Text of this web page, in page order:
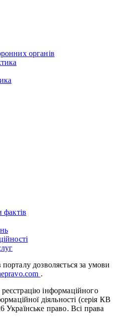
органів
фактів
дозволяється за умови
.
інформаційного
діяльності (серія КВ
Українське право. Всі права